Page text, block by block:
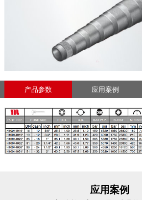
增强层: 4 层高抗拉钢丝缠绕
外胶层: 抗臭氧耐热耐天候合成橡胶
应用标准: 超过 EN 856 4SP - ISO 3862
DN16&19：薄外胶层类型，性能超越
型式认证: DNV, DNV (MED), FRAS,
MAKNII, MSHA,,MA
产品参数 应用案例
应用案例